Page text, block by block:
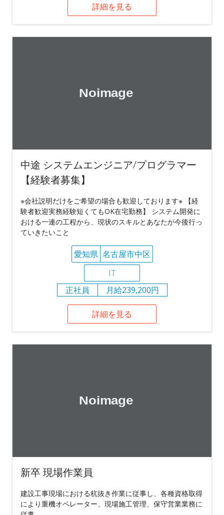
詳細を見る
中途 システムエンジニア/プログラマー
【経験者募集】
※会社説明だけをご希望の場合も歓迎しております※ 【経
験者歓迎実務経験短くてもOK在宅勤務】 システム開発に
おける一連の工程から、現状のスキルとあなたが今後行っ
ていきたいこと
愛知県 名古屋市中区
IT
正社員
月給239,200円
詳細を見る
新卒 現場作業員
建設工事現場における杭抜き作業に従事し、各種資格取得
により重機オペレーター、現場施工管理、保守営業業務に